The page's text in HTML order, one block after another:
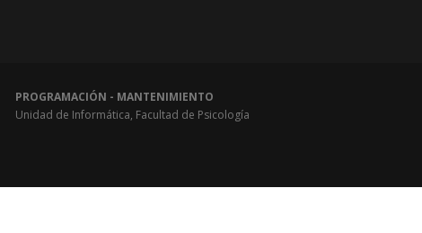
PROGRAMACIÓN - MANTENIMIENTO
Unidad de Informática, Facultad de Psicología